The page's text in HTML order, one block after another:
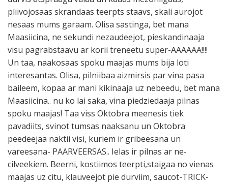
pliivojosaas skrandaas teerpts staavs, skali aurojot
nesaas mums garaam. Olisa sastinga, bet mana
Maasiicina, ne sekundi nezaudeejot, pieskandinaaja
visu pagrabstaavu ar korii treneetu super-AAAAAA!!!!
Un taa, naakosaas spoku maajas mums bija loti
interesantas. Olisa, pilniibaa aizmirsis par vina pasa
baileem, kopaa ar mani kikinaaja uz nebeedu, bet mana
Maasiicina.. nu ko lai saka, vina piedziedaaja pilnas
spoku maajas! Taa viss Oktobra meenesis tiek
pavadiits, svinot tumsas naaksanu un Oktobra
peedeejaa naktii visi, kuriem ir gribeesana un
vareesana- PAARVEERSAS.. Ielas ir pilnas ar ne-
cilveekiem. Beerni, kostiimos teerpti,staigaa no vienas
maajas uz citu, klauveejot pie durviim, saucot-TRICK-